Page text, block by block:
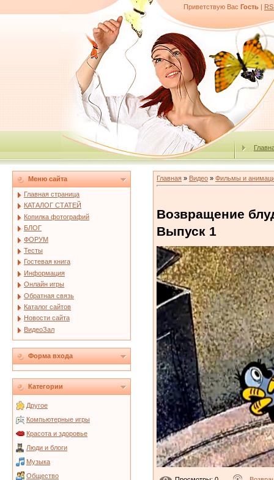
Приветствую Вас Гость |
Меню сайта
Главная страница
КАТАЛОГ СТАТЕЙ
Копилка фотографий
БЛОГ
ФОРУМ
Тесты
Гостевая книга
Информация
Онлайн игры
Обратная связь
Каталог сайтов
Новости сайта
ВидеоЗал
Форма входа
Категории
Другое
Компьютерные игры
Красота и здоровье
Люди и блоги
Музыка
Общество
Главная » Видео » Фильмы и
Возвращение
Выпуск 1